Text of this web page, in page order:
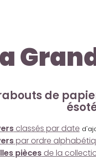
de
classés par date
par ordre
piècesde la